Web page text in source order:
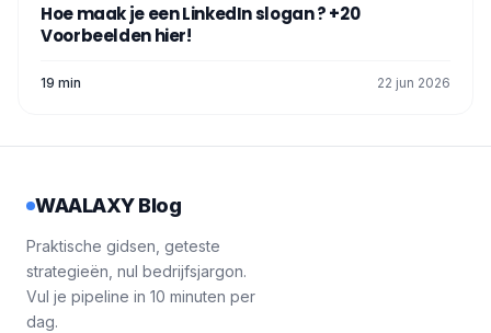
partnerschappen met scholen,
masterclasses... om interessante
Hoe maak je een LinkedIn slogan ? +20
Voorbeelden hier!
19 min 22 jun 2026
WAALAXY Blog
Praktische gidsen, geteste
strategieën, nul bedrijfsjargon.
Vul je pipeline in 10 minuten per
dag.